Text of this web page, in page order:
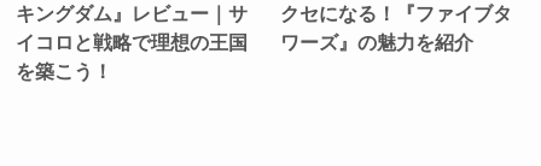
キングダム』レビュー｜サ
イコロと戦略で理想の王国
を築こう！
クセになる！『ファイブタ
ワーズ』の魅力を紹介